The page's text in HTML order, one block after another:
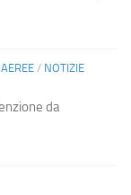
/ NOTIZIE
da